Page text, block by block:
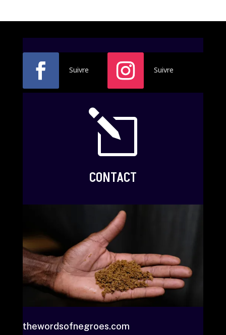
Suivre Suivre
l
CONTACT
thewordsofnegroes.com